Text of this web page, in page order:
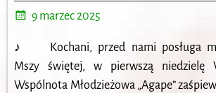
9 marzec 2025
♪ Kochani, przed nami posługa
Mszy świętej, w pierwszą niedzielę
Wspólnota Młodzieżowa „Agape”